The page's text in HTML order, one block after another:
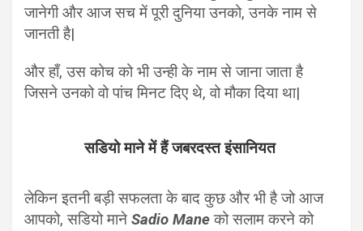
जानेगी और आज सच में पूरी दुनिया उनको, उनके नाम से
जानती है|
और हाँ, उस कोच को भी उन्ही के नाम से जाना जाता है
जिसने उनको वो पांच मिनट दिए थे, वो मौका दिया था|
सडियो माने में हैं जबरदस्त इंसानियत
लेकिन इतनी बड़ी सफलता के बाद कुछ और भी है जो आज
आपको, सडियो माने Sadio Maneको सलाम करने को